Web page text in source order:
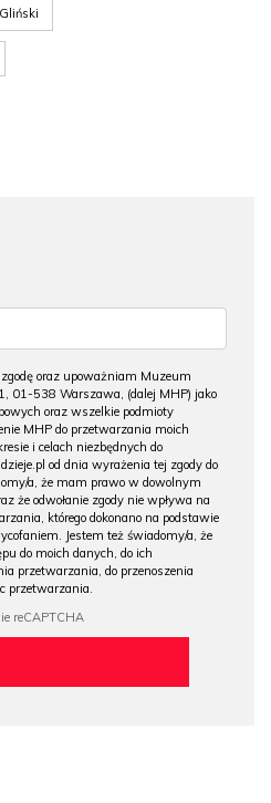
oraz upoważniam Muzeum
01-538 Warszawa, (dalej MHP) jako
oraz wszelkie podmioty
MHP do przetwarzania moich
i celach niezbędnych do
od dnia wyrażenia tej zgody do
a, że mam prawo w dowolnym
że odwołanie zgody nie wpływa na
którego dokonano na podstawie
Jestem też świadomy/a, że
do moich danych, do ich
przetwarzania, do przenoszenia
przetwarzania.